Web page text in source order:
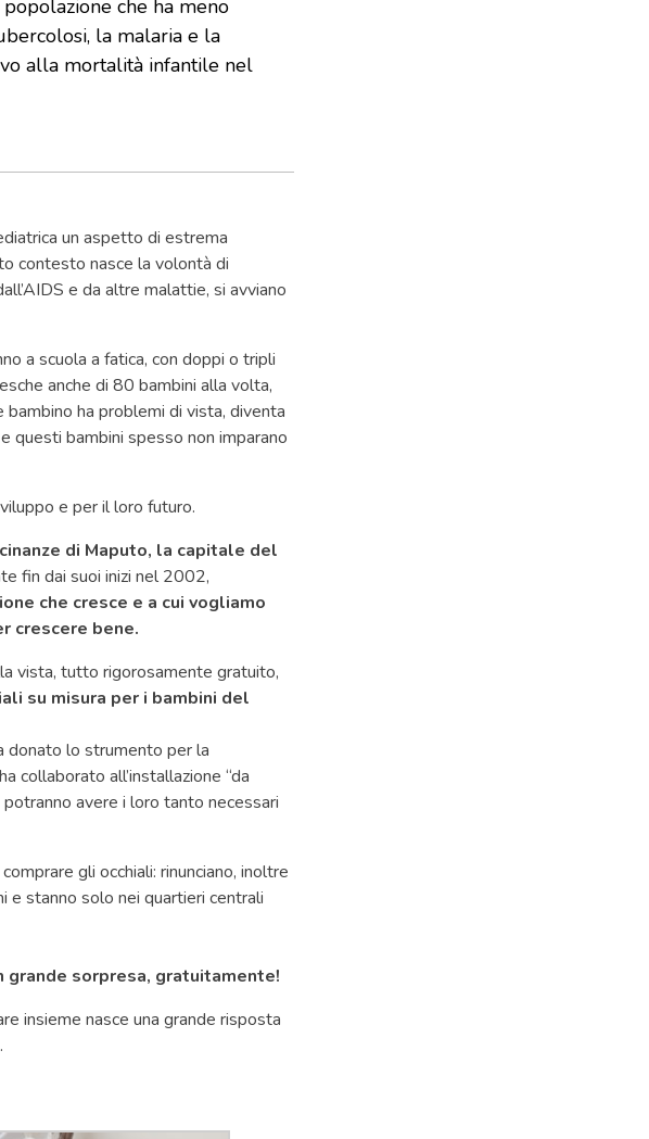
che ha meno
la malaria e la
alla mortalità infantile nel
un aspetto di estrema
contesto nasce la volontà di
e da altre malattie, si avviano
a scuola a fatica, con doppi o tripli
anche di 80 bambini alla volta,
bambino ha problemi di vista, diventa
questi bambini spesso non imparano
e per il loro futuro.
di Maputo, la capitale del
fin dai suoi inizi nel 2002,
che cresce e a cui vogliamo
crescere bene.
vista, tutto rigorosamente gratuito,
su misura per i bambini del
donato lo strumento per la
collaborato all’installazione “da
avere i loro tanto necessari
gli occhiali: rinunciano, inoltre
e stanno solo nei quartieri centrali
grande sorpresa, gratuitamente!
insieme nasce una grande risposta